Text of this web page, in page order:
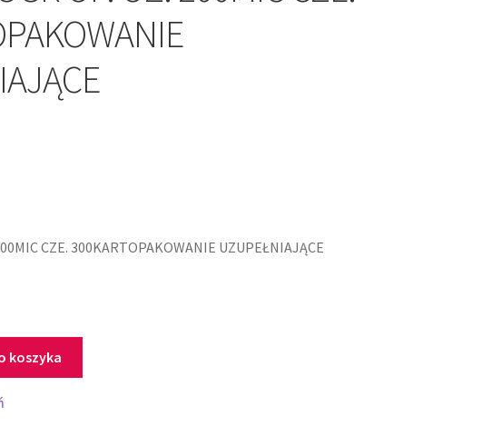
CZE. 300KARTOPAKOWANIE UZUPEŁNIAJĄCE
koszyka